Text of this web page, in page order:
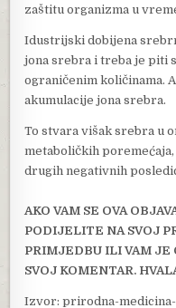
zaštitu organizma u
Idustrijski dobijena
jona srebra i treba je piti
ograničenim količinama.
akumulacije jona srebra.
To stvara višak srebra u
metaboličkih
drugih negativnih
AKO VAM SE OVA
PODIJELITE NA SVOJ
PRIMJEDBU ILI VAM JE
SVOJ KOMENTAR.
Izvor: prirodna-